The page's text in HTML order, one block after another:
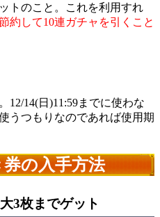
トのこと。これを利用すれ
約して10連ガチャを引くこと
12/14(日)11:59までに使わな
うつもりなのであれば使用期
の入手方法
3枚までゲット